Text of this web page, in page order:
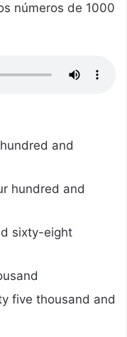
números de 1000
and
hundred and
sixty-eight
five thousand and